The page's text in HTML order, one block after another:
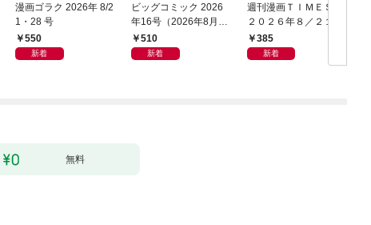
漫画ゴラク 2026年 8/2
1・28 号
550
新着
ビッグコミック 2026
年16号（2026年8月7
日発売）
510
新着
週刊漫画ＴＩＭＥＳ
２０２６年８／２１・
２８合併号
385
新着
無料